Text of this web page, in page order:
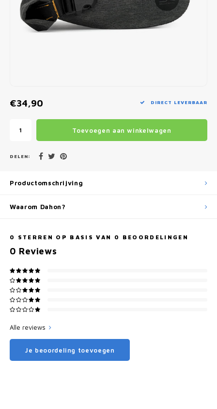
Fietscomputers
Verlichting
€34,90 DIRECT LEVERBAAR
Toevoegen aan winkelwagen
DELEN:
Productomschrijving
Waarom Dahon?
0 STERREN OP BASIS VAN 0 BEOORDELINGEN
0 Reviews
Alle reviews
Je beoordeling toevoegen